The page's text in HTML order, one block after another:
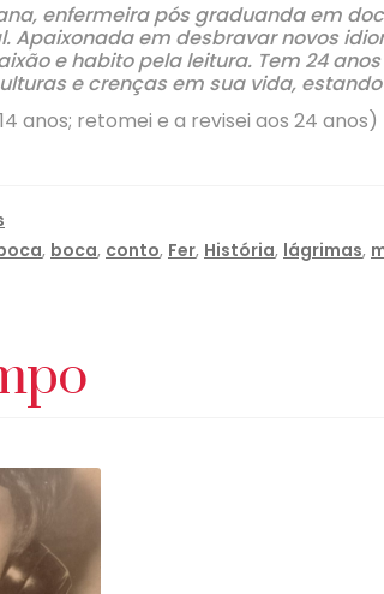
enfermeira pós graduanda em
em desbravar novos
e habito pela leitura. Tem 24
e crenças em sua vida,
anos; retomei e a revisei aos 24 anos)
, boca, conto, Fer, História, lágrimas,